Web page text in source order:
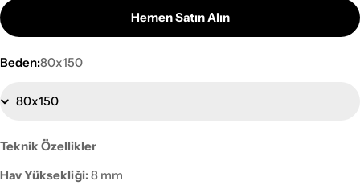
Hemen Satın Alın
Beden:80x150
Teknik Özellikler
Hav Yüksekliği:8 mm